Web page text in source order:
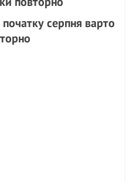
серпня варто